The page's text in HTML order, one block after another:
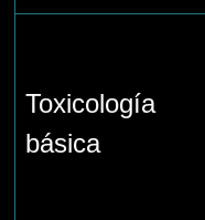
Toxicología
básica